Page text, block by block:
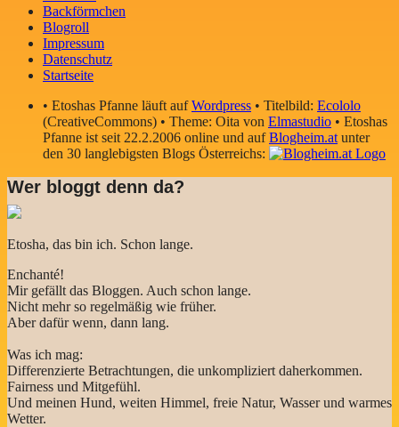
Backförmchen
Blogroll
Impressum
Datenschutz
Startseite
• Etoshas Pfanne läuft aufWordpress • Titelbild: Ecololo
(CreativeCommons) • Theme: Oita von Elmastudio • Etoshas
Pfanne ist seit 22.2.2006 online und aufBlogheim.at unter
den 30 langlebigsten Blogs Österreichs:
Wer bloggt denn da?
Etosha, das bin ich. Schon lange.
Enchanté!
Mir gefällt das Bloggen. Auch schon lange.
Nicht mehr so regelmäßig wie früher.
Aber dafür wenn, dann lang.
Was ich mag:
Differenzierte Betrachtungen, die unkompliziert daherkommen.
Fairness und Mitgefühl.
Und meinen Hund, weiten Himmel, freie Natur, Wasser und warmes
Wetter.